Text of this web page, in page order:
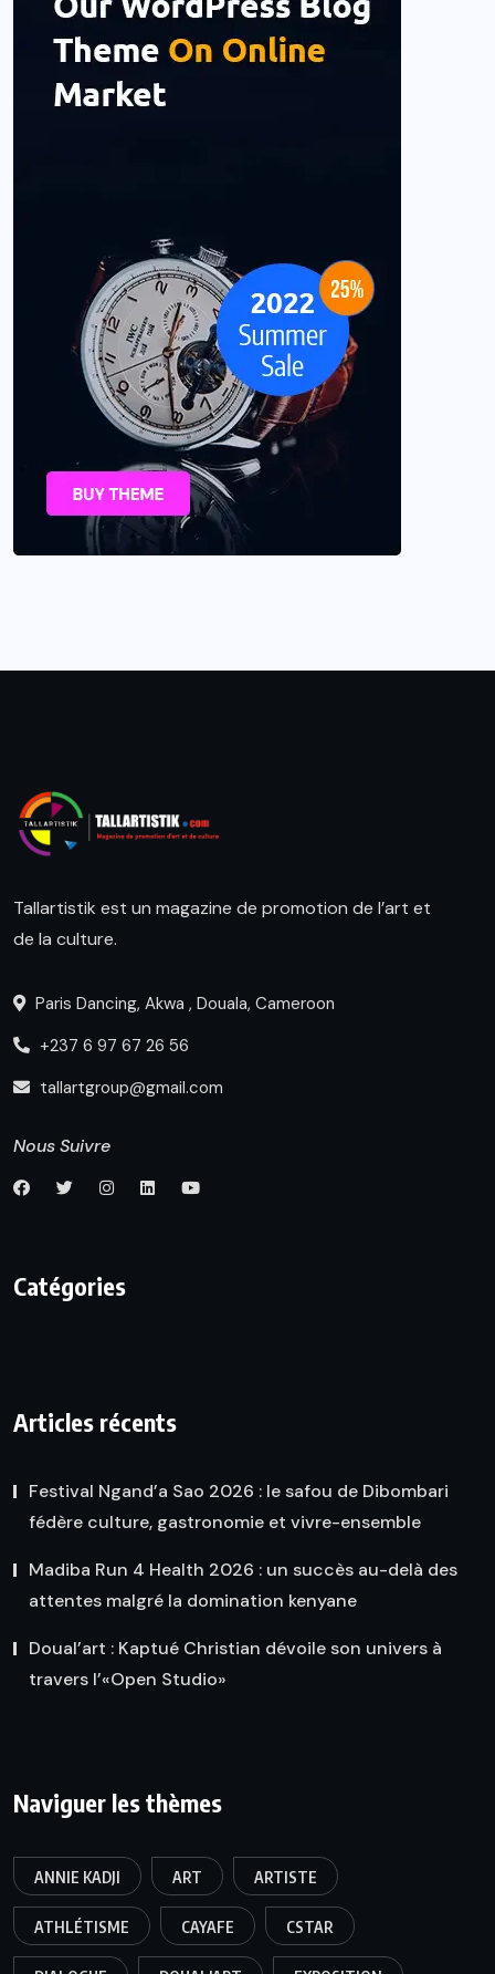
Tallartistik est un magazine de promotion de l’art et
de la culture.
Paris Dancing, Akwa , Douala, Cameroon
+237 6 97 67 26 56
tallartgroup@gmail.com
Nous Suivre
Catégories
Articles récents
Festival Ngand’a Sao 2026 : le safou de Dibombari
fédère culture, gastronomie et vivre-ensemble
Madiba Run 4 Health 2026 : un succès au-delà des
attentes malgré la domination kenyane
Doual’art : Kaptué Christian dévoile son univers à
travers l’«Open Studio»
Naviguer les thèmes
ANNIE KADJI ART ARTISTE
ATHLÉTISME CAYAFE CSTAR